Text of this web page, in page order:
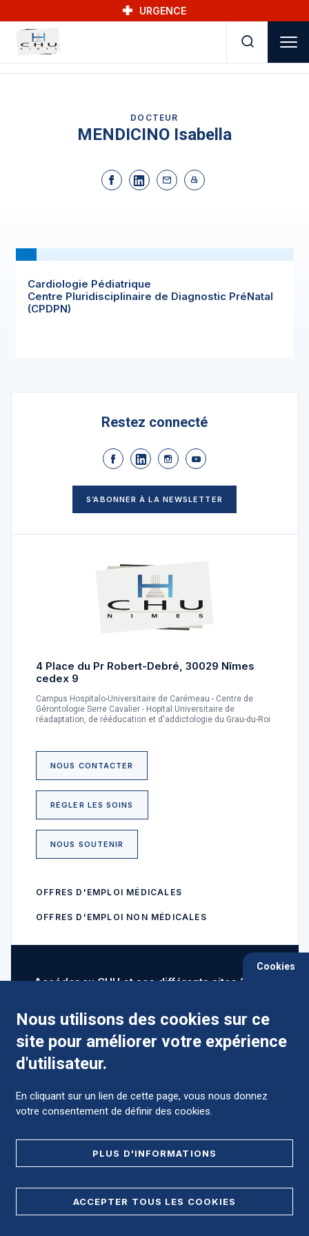
URGENCE
DOCTEUR
MENDICINO Isabella
Cardiologie Pédiatrique
Centre Pluridisciplinaire de Diagnostic PréNatal
(CPDPN)
Restez connecté
S’ABONNER À LA NEWSLETTER
4 Place du Pr Robert-Debré, 30029 Nîmes
cedex 9
Campus Hospitalo-Universitaire de Carémeau - Centre de
Gérontologie Serre Cavalier - Hopital Universitaire de
réadaptation, de rééducation et d'addictologie du Grau-du-Roi
NOUS CONTACTER
RÉGLER LES SOINS
NOUS SOUTENIR
OFFRES D'EMPLOI MÉDICALES
OFFRES D'EMPLOI NON MÉDICALES
Accéder au CHU et ses différents sites ?
Comment préparer mon hospitalisation ?
Cookies
Nous utilisons des cookies sur ce
site pour améliorer votre expérience
d'utilisateur.
En cliquant sur un lien de cette page, vous nous donnez
votre consentement de définir des cookies.
PLUS D'INFORMATIONS
ACCEPTER TOUS LES COOKIES